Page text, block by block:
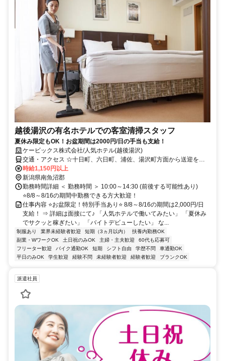
越後湯沢の有名ホテルでの客室清掃スタッフ
夏休み限定もOK！お盆期間は2000円/日の手当も支給！
ケービックス株式会社/人気ホテル(越後湯沢)
交通・アクセス ☆十日町、六日町、浦佐、湯沢町方面から送迎を利
用するスタッフも多数
時給1,150円以上
新潟県南魚沼郡
勤務時間詳細 ＜ 勤務時間 ＞ 10:00～14:30 (前後する可能性あり)
⭐8/8～8/16の期間中勤務できる方大歓迎！
仕事内容 ⭐お盆限定！特別手当あり⭐ 8/8～8/16の期間は2,000円/日
支給！ ⇒ 詳細は面接にて♪ 「人気ホテルで働いてみたい」 「夏休み
でサクッと稼ぎたい」 「バイトデビューしたい」 な...
制服あり 業界未経験者歓迎 短期（3ヵ月以内）
扶養内勤務OK
副業・WワークOK
土日祝のみOK 主婦・主夫歓迎
60代も応募可
フリーター歓迎
バイク通勤OK 短期 シフト自由 学歴不問
車通勤OK
平日のみOK
学生歓迎 経験不問 未経験者歓迎 経験者歓迎 ブランクOK
派遣社員